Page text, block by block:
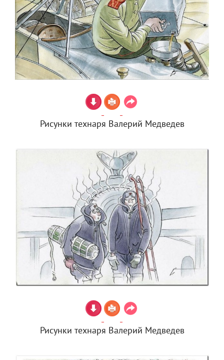
Рисунки технаря Валерий Медведев
Рисунки технаря Валерий Медведев